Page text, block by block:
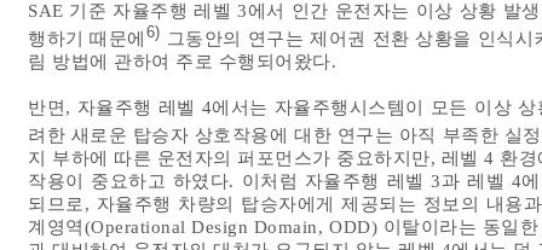
SAE 기준 자율주행 레벨 3에서 인간 운전자는 이상 상황 발
행하기 때문에 6) 그동안의 연구는 제어권 전환 상황을 인식
림 방법에 관하여 주로 수행되어왔다.
반면, 자율주행 레벨 4에서는 자율주행시스템이 모든 이상
려한 새로운 탑승자 상호작용에 대한 연구는 아직 부족한 실
지 부하에 따른 운전자의 퍼포먼스가 중요하지만, 레벨 4 환
작용이 중요하고 하였다. 이처럼 자율주행 레벨 3과 레벨 4
되므로, 자율주행 차량의 탑승자에게 제공되는 정보의 내용
계영역(Operational Design Domain, ODD) 이탈이라는 동일